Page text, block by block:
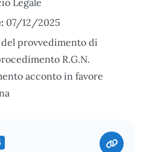
07/12/2025
provvedimento di
R.G.N.
acconto in favore